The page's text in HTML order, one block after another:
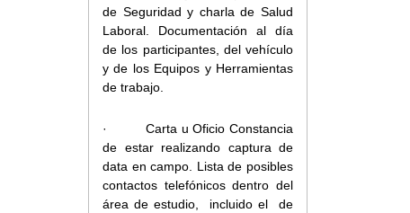
de Seguridad y charla de Salud
Laboral. Documentación al día
de los participantes, del vehículo
y de los Equipos y Herramientas
de trabajo.
· Carta u Oficio Constancia
de estar realizando captura de
data en campo. Lista de posibles
contactos telefónicos dentro del
área de estudio, incluido el de